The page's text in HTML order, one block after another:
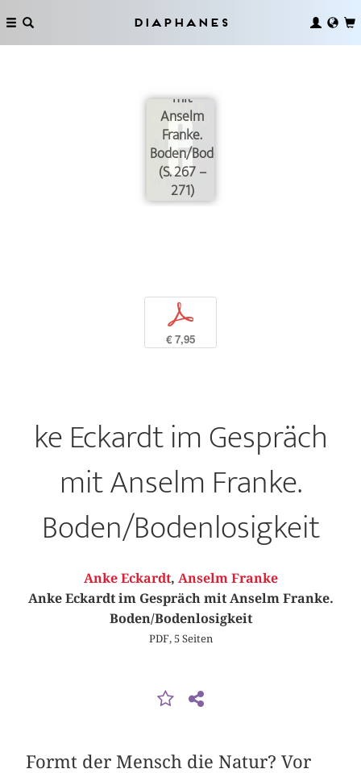
Diaphanes
Anke
mit
Anselm
Franke.
Boden/Bodenlosigkeit
(S. 267 –
271)
p
€ 7,95
ke Eckardt im Gespräch
mit Anselm Franke.
Boden/Bodenlosigkeit
Anke Eckardt, Anselm Franke
Anke Eckardt im Gespräch mit Anselm Franke.
Boden/Bodenlosigkeit
PDF, 5 Seiten
Formt der Mensch die Natur? Vor